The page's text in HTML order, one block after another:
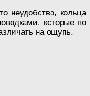
неудобство, кольца
которые по
на ощупь.